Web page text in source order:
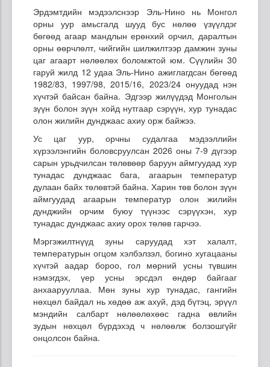
Эрдэмтдийн мэдээлснээр Эль-Нино нь Монгол
орны уур амьсгалд шууд бус нөлөө үзүүлдэг
бөгөөд агаар мандлын ерөнхий орчил, даралтын
орны өөрчлөлт, чийгийн шилжилтээр дамжин зуны
цаг агаарт нөлөөлөх боломжтой юм. Сүүлийн 30
гаруй жилд 12 удаа Эль-Нино ажиглагдсан бөгөөд
1982/83, 1997/98, 2015/16, 2023/24 онуудад нэн
хүчтэй байсан байна. Эдгээр жилүүдэд Монголын
зүүн болон зүүн хойд нутгаар сэрүүн, хур тунадас
олон жилийн дунджаас ахиу орж байжээ.
Ус цаг уур, орчны судалгаа мэдээллийн
хүрээлэнгийн боловсруулсан 2026 оны 7-9 дүгээр
сарын урьдчилсан төлөвөөр баруун аймгуудад хур
тунадас дунджаас бага, агаарын температур
дулаан байх төлөвтэй байна. Харин төв болон зүүн
аймгуудад агаарын температур олон жилийн
дунджийн орчим буюу түүнээс сэрүүхэн, хур
тунадас дунджаас ахиу орох төлөв гарчээ.
Мэргэжилтнүүд зуны саруудад хэт халалт,
температурын огцом хэлбэлзэл, богино хугацааны
хүчтэй аадар бороо, гол мөрний усны түвшин
нэмэгдэх, үер усны эрсдэл өндөр байгааг
анхаарууллаа. Мөн зуны хур тунадас, гангийн
нөхцөл байдал нь хөдөө аж ахуй, дэд бүтэц, эрүүл
мэндийн салбарт нөлөөлөхөөс гадна өвлийн
зудын нөхцөл бүрдэхэд ч нөлөөлж болзошгүйг
онцолсон байна.